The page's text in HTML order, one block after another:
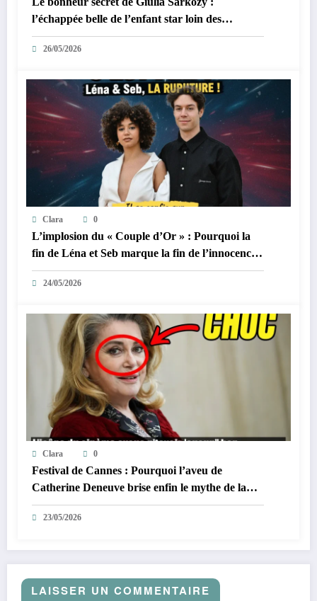
l’échappée belle de l’enfant star loin des
tumultes familiaux.
26/05/2026
Clara 0
L’implosion du « Couple d’Or » : Pourquoi la
fin de Léna et Seb marque la fin de l’innocence
sur YouTube
24/05/2026
Clara 0
Festival de Cannes : Pourquoi l’aveu de
Catherine Deneuve brise enfin le mythe de la
Croisette
23/05/2026
LAISSER UN COMMENTAIRE